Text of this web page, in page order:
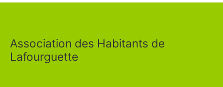
Association des Habitants de
Lafourguette